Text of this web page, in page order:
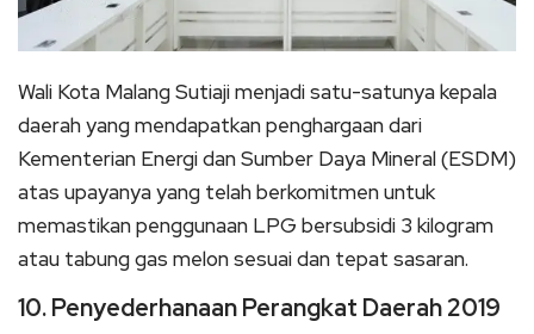
Wali Kota Malang Sutiaji menjadi satu-satunya kepala
daerah yang mendapatkan penghargaan dari
Kementerian Energi dan Sumber Daya Mineral (ESDM)
atas upayanya yang telah berkomitmen untuk
memastikan penggunaan LPG bersubsidi 3 kilogram
atau tabung gas melon sesuai dan tepat sasaran.
10. Penyederhanaan Perangkat Daerah 2019